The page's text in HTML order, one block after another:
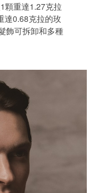
顆重達1.27克拉
達0.68克拉的玫
飾可拆卸和多種